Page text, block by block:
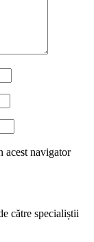
acest navigator
către specialiștii